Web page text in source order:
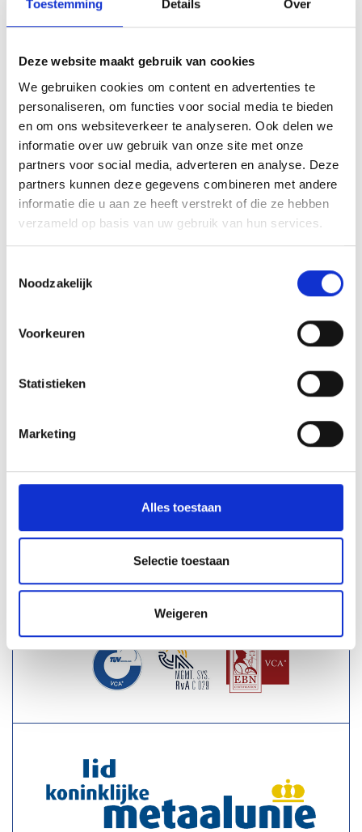
Toestemming Details Over
Deze website maakt gebruik van cookies
We gebruiken cookies om content en advertenties te
personaliseren, om functies voor social media te bieden
en om ons websiteverkeer te analyseren. Ook delen we
informatie over uw gebruik van onze site met onze
partners voor social media, adverteren en analyse. Deze
partners kunnen deze gegevens combineren met andere
informatie die u aan ze heeft verstrekt of die ze hebben
verzameld op basis van uw gebruik van hun services.
Noodzakelijk
Voorkeuren
Statistieken
Marketing
Alles toestaan
Selectie toestaan
Weigeren
Hekwerk
Kunststof barriers
Kunststof aanrijdbeveiliging
Toegangscontrole
Overige aanrijdbeveiliging
Bebording
Spiegels
Outlet - restpartijen
Plintbescherming
Bevestigingsmaterialen
BETAALMOGELIJKHEDEN
VERZENDMOGELIJKHEDEN
Luxemburg € 175,-
Boven € 695,- verzendingGratis
VCA-TUV CERTIFICERING